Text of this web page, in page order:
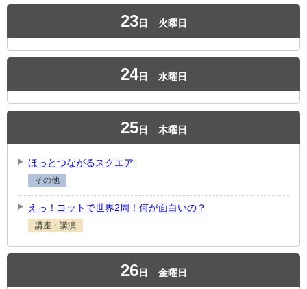
23日 火曜日
24日 水曜日
25日 木曜日
ほっとつながるスクエア
その他
えっ！ヨットで世界2周！何が面白いの？
講座・講演
26日 金曜日